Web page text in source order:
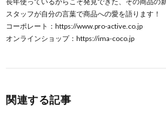
スタッフが自分の言葉で商品への愛を語ります！
コーポレート： https://www.pro-active.co.jp
オンラインショップ： https://ima-coco.jp
関連する記事